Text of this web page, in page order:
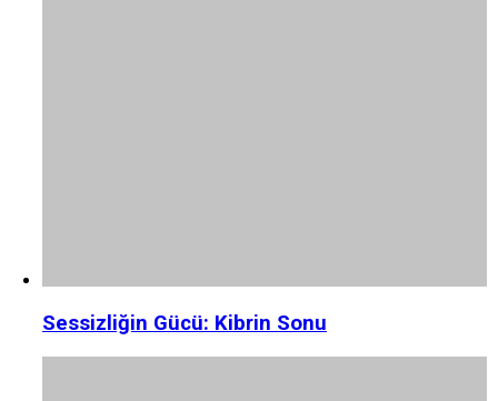
Sessizliğin Gücü: Kibrin Sonu